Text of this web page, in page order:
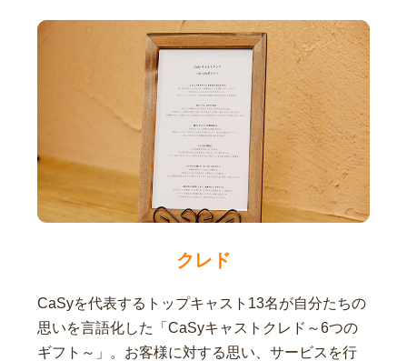
クレド
CaSyを代表するトップキャスト13名が自分たちの
思いを言語化した「CaSyキャストクレド～6つの
ギフト～」。お客様に対する思い、サービスを行